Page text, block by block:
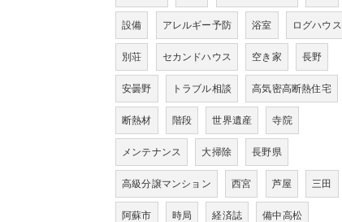
設備 アレルギー予防 浴室 ログハウス
別荘 セカンドハウス 空き家 長野
安曇野 トラブル相談 高気密高断熱住宅
断熱材 階段 世界遺産 寺院
メンテナンス 大掃除 長野県
高級分譲マンション 西宮 芦屋 三田
阿蘇市 時局 経済誌 備中高松